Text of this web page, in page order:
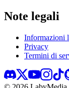
Note legali
Informazioni
Privacy
Termini di